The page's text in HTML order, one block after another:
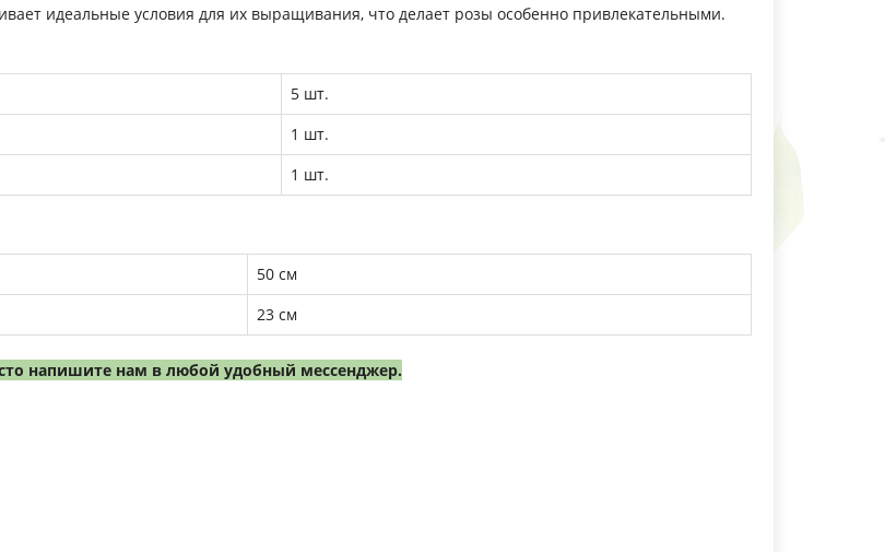
идеальные условия для их выращивания, что делает розы особенно привлекательными.
5 шт.
1 шт.
1 шт.
50 см
23 см
напишите нам в любой удобный мессенджер.